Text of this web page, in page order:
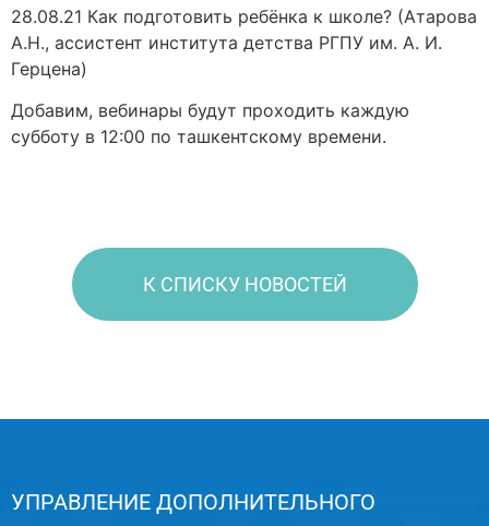
28.08.21 Как подготовить ребёнка к школе? (Атарова
А.Н., ассистент института детства РГПУ им. А. И.
Герцена)
Добавим, вебинары будут проходить каждую
субботу в 12:00 по ташкентскому времени.
К СПИСКУ НОВОСТЕЙ
УПРАВЛЕНИЕ ДОПОЛНИТЕЛЬНОГО